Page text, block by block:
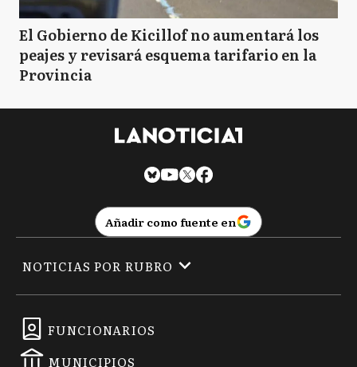
El Gobierno de Kicillof no aumentará los
peajes y revisará esquema tarifario en la
Provincia
Añadir como fuente en
FUNCIONARIOS
MUNICIPIOS
NOTICIAS POR RUBRO